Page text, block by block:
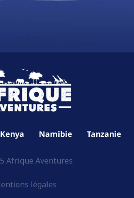
Kenya Namibie Tanzanie
Afrique Aventures
légales